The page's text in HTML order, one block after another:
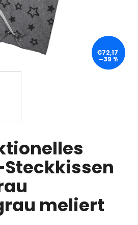
meliert
€72,17
–39 %
SUCHEN